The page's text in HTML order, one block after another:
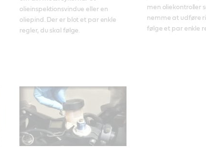
olieinspektionsvindue eller en
oliepind. Der er blot et par enkle
regler, du skal følge.
men oliekontroller
nemme at udføre
følge et par enkle